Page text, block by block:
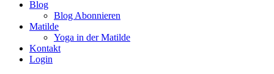
Blog
Blog Abonnieren
Matilde
Yoga in der Matilde
Kontakt
Login